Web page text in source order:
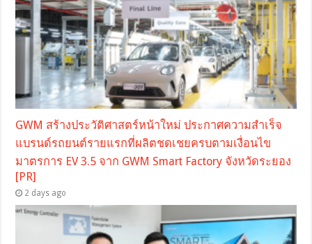
GWM สร้างประวัติศาสตร์หน้าใหม่ ประกาศความสำเร็จ
แบรนด์รถยนต์รายแรกที่ผลิตชดเชยครบตามเงื่อนไข
มาตรการ EV 3.5 จาก GWM Smart Factory จังหวัดระยอง
[PR]
2 days ago